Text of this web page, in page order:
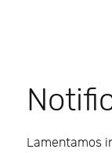
Lamentamos